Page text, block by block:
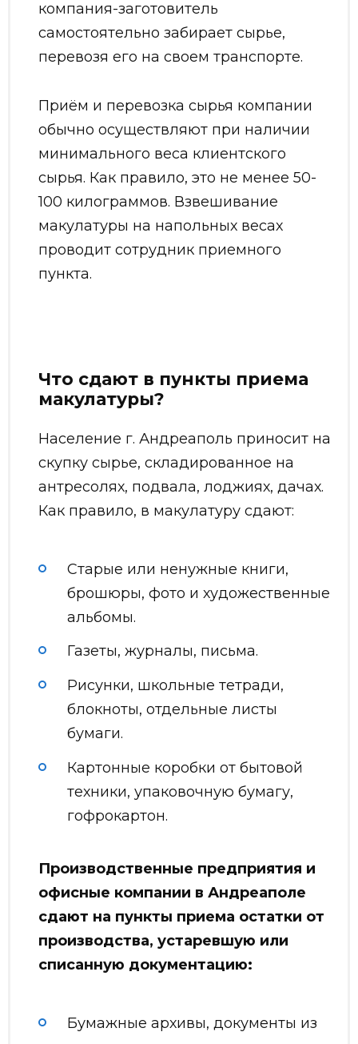
компания-заготовитель
самостоятельно забирает сырье,
перевозя его на своем транспорте.
Приём и перевозка сырья компании
обычно осуществляют при наличии
минимального веса клиентского
сырья. Как правило, это не менее 50-
100 килограммов. Взвешивание
макулатуры на напольных весах
проводит сотрудник приемного
пункта.
Что сдают в пункты приема
макулатуры?
Население г. Андреаполь приносит на
скупку сырье, складированное на
антресолях, подвала, лоджиях, дачах.
Как правило, в макулатуру сдают:
Старые или ненужные книги,
брошюры, фото и художественные
альбомы.
Газеты, журналы, письма.
Рисунки, школьные тетради,
блокноты, отдельные листы
бумаги.
Картонные коробки от бытовой
техники, упаковочную бумагу,
гофрокартон.
Производственные предприятия и
офисные компании в Андреаполе
сдают на пункты приема остатки от
производства, устаревшую или
списанную документацию:
Бумажные архивы, документы из